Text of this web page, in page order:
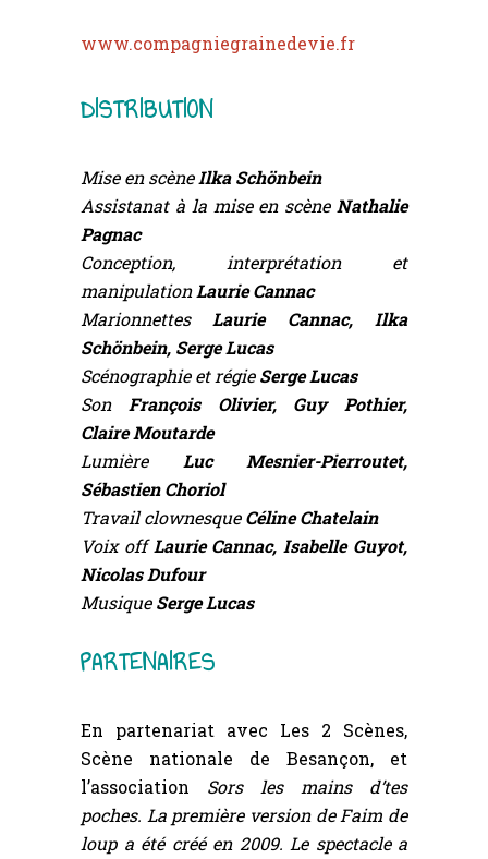
www.compagniegrainedevie.fr
DISTRIBUTION
Mise en scèneIlka Schönbein
Assistanat à la mise en scène Nathalie
Pagnac
Conception, interprétation et
manipulationLaurie Cannac
MarionnettesLaurie Cannac, Ilka
Schönbein, Serge Lucas
Scénographie et régieSerge Lucas
Son François Olivier, Guy Pothier,
Claire Moutarde
Lumière Luc Mesnier-Pierroutet,
Sébastien Choriol
Travail clownesqueCéline Chatelain
Voix offLaurie Cannac, Isabelle Guyot,
Nicolas Dufour
MusiqueSerge Lucas
PARTENAIRES
En partenariat avec Les 2 Scènes,
Scène nationale de Besançon, et
l’association Sors les mains d’tes
poches. La première version de Faim de
loup a été créé en 2009. Le spectacle a